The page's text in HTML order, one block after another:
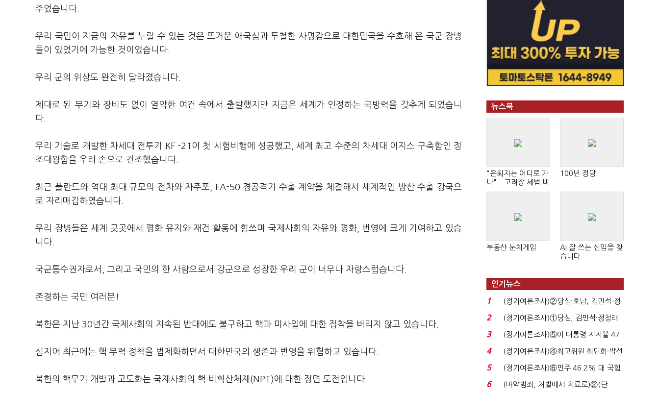
주었습니다.
우리 국민이 지금의 자유를 누릴 수 있는 것은 뜨거운 애국심과 투철한 사명감으로 대한민국을 수호해 온 국군 장병
들이 있었기에 가능한 것이었습니다.
우리 군의 위상도 완전히 달라졌습니다.
제대로 된 무기와 장비도 없이 열악한 여건 속에서 출발했지만 지금은 세계가 인정하는 국방력을 갖추게 되었습니
다.
우리 기술로 개발한 차세대 전투기 KF -21이 첫 시험비행에 성공했고, 세계 최고 수준의 차세대 이지스 구축함인 정
조대왕함을 우리 손으로 건조했습니다.
최근 폴란드와 역대 최대 규모의 전차와 자주포, FA-50 경공격기 수출 계약을 체결해서 세계적인 방산 수출 강국으
로 자리매김하였습니다.
우리 장병들은 세계 곳곳에서 평화 유지와 재건 활동에 힘쓰며 국제사회의 자유와 평화, 번영에 크게 기여하고 있습
니다.
국군통수권자로서, 그리고 국민의 한 사람으로서 강군으로 성장한 우리 군이 너무나 자랑스럽습니다.
존경하는 국민 여러분!
북한은 지난 30년간 국제사회의 지속된 반대에도 불구하고 핵과 미사일에 대한 집착을 버리지 않고 있습니다.
심지어 최근에는 핵 무력 정책을 법제화하면서 대한민국의 생존과 번영을 위협하고 있습니다.
북한의 핵무기 개발과 고도화는 국제사회의 핵 비확산체제(NPT)에 대한 정면 도전입니다.
뉴스북
"은퇴자는 어디로 가
나"…고려장 세법 비
판 확산
100년 정당
부동산 눈치게임
AI 잘 쓰는 신입을 찾
습니다
인기뉴스
1
(정기여론조사)②당심·호남, 김민석-정
청래 '초접전'...
2
(정기여론조사)①당심, 김민석·정청래
'초접전'…대통령 ...
3
(정기여론조사)⑤이 대통령 지지율 47.
7%…일주일 만에 ...
4
(정기여론조사)④최고위원 최민희·박선
원 '양강'…서미...
5
(정기여론조사)⑥민주 46.2% 대 국힘
31.0%…오차범위 밖 ...
6
(마약범죄, 처벌에서 치료로)②(단